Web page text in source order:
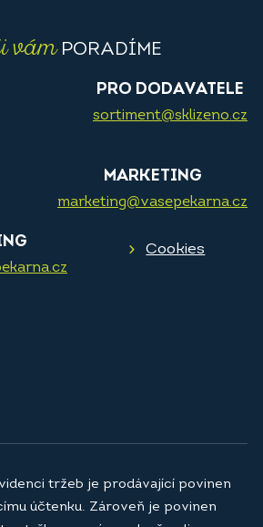
vámPORADÍME
PRO DODAVATELE
sortiment@sklizeno.cz
MARKETING
marketing@vasepekarna.cz
Cookies
tržeb je prodávající povinen
účtenku. Zároveň je povinen